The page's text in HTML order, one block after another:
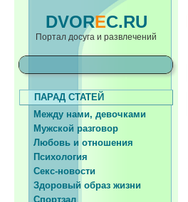
DVOREC.RU
Портал досуга и развлечений
ПАРАД СТАТЕЙ
Между нами, девочками
Мужской разговор
Любовь и отношения
Психология
Секс-новости
Здоровый образ жизни
Спортзал